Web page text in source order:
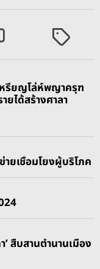
T
g
e
รียญโล่ห์พญาครุฑ
ยได้สร้างศาลา
ยเชื่อมโยงผู้บริโภค
’ สืบสานตำนานเมือง